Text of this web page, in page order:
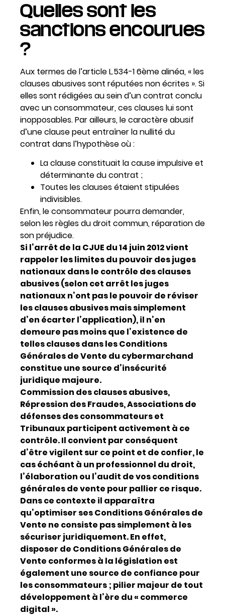
Quelles sont les
sanctions encourues
?
Aux termes de l’article L.534-1 6ème alinéa, « les
clauses abusives sont réputées non écrites ». Si
elles sont rédigées au sein d’un contrat conclu
avec un consommateur, ces clauses lui sont
inopposables. Par ailleurs, le caractère abusif
d’une clause peut entraîner la nullité du
contrat dans l’hypothèse où :
La clause constituait la cause impulsive et
déterminante du contrat ;
Toutes les clauses étaient stipulées
indivisibles.
Enfin, le consommateur pourra demander,
selon les règles du droit commun, réparation de
son préjudice.
Si l’arrêt de la CJUE du 14 juin 2012 vient
rappeler les limites du pouvoir des juges
nationaux dans le contrôle des clauses
abusives (selon cet arrêt les juges
nationaux n’ont pas le pouvoir de réviser
les clauses abusives mais simplement
d’en écarter l’application), il n’en
demeure pas moins que l’existence de
telles clauses dans les Conditions
Générales de Vente du cybermarchand
constitue une source d’insécurité
juridique majeure.
Commission des clauses abusives,
Répression des Fraudes, Associations de
défenses des consommateurs et
Tribunaux participent activement à ce
contrôle. Il convient par conséquent
d’être vigilent sur ce point et de confier, le
cas échéant à un professionnel du droit,
l’élaboration ou l’audit de vos conditions
générales de vente pour pallier ce risque.
Dans ce contexte il apparaîtra
qu’optimiser ses Conditions Générales de
Vente ne consiste pas simplement à les
sécuriser juridiquement. En effet,
disposer de Conditions Générales de
Vente conformes à la législation est
également une source de confiance pour
les consommateurs ; pilier majeur de tout
développement à l’ère du « commerce
digital ».